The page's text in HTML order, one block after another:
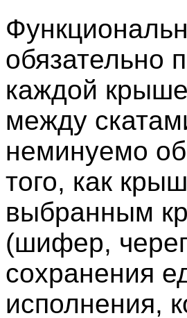
обязательно
каждой
между
неминуемо
того, как
выбранным
(шифер,
сохранения
исполнения,